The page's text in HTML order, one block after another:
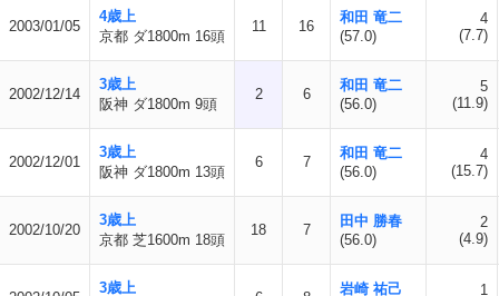
2003/01/05
4歳上
京都 ダ1800m 16頭
11 16
和田 竜二
(57.0)
4
(7.7)
2002/12/14
3歳上
阪神 ダ1800m 9頭
2 6
和田 竜二
(56.0)
5
(11.9)
2002/12/01
3歳上
阪神 ダ1800m 13頭
6 7
和田 竜二
(56.0)
4
(15.7)
2002/10/20
3歳上
京都 芝1600m 18頭
18 7
田中 勝春
(56.0)
2
(4.9)
3歳上
岩崎 祐己
1